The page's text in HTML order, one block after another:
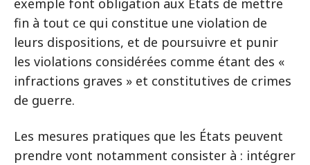
exemple font obligation aux États de mettre
fin à tout ce qui constitue une violation de
leurs dispositions, et de poursuivre et punir
les violations considérées comme étant des «
infractions graves » et constitutives de crimes
de guerre.
Les mesures pratiques que les États peuvent
prendre vont notamment consister à : intégrer